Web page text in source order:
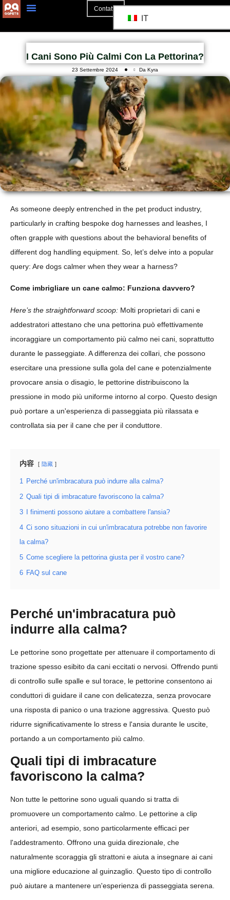
Contatto
IT
I Cani Sono Più Calmi Con La Pettorina?
23 Settembre 2024 Da Kyra
As someone deeply entrenched in the pet product industry,
particularly in crafting bespoke dog harnesses and leashes, I
often grapple with questions about the behavioral benefits of
different dog handling equipment. So, let’s delve into a popular
query: Are dogs calmer when they wear a harness?
Come imbrigliare un cane calmo: Funziona davvero?
Here’s the straightforward scoop: Molti proprietari di cani e
addestratori attestano che una pettorina può effettivamente
incoraggiare un comportamento più calmo nei cani, soprattutto
durante le passeggiate. A differenza dei collari, che possono
esercitare una pressione sulla gola del cane e potenzialmente
provocare ansia o disagio, le pettorine distribuiscono la
pressione in modo più uniforme intorno al corpo. Questo design
può portare a un'esperienza di passeggiata più rilassata e
controllata sia per il cane che per il conduttore.
内容 隐藏
1 Perché un'imbracatura può indurre alla calma?
2 Quali tipi di imbracature favoriscono la calma?
3 I finimenti possono aiutare a combattere l'ansia?
4 Ci sono situazioni in cui un'imbracatura potrebbe non favorire
la calma?
5 Come scegliere la pettorina giusta per il vostro cane?
6 FAQ sul cane
Perché un'imbracatura può
indurre alla calma?
Le pettorine sono progettate per attenuare il comportamento di
trazione spesso esibito da cani eccitati o nervosi. Offrendo punti
di controllo sulle spalle e sul torace, le pettorine consentono ai
conduttori di guidare il cane con delicatezza, senza provocare
una risposta di panico o una trazione aggressiva. Questo può
ridurre significativamente lo stress e l'ansia durante le uscite,
portando a un comportamento più calmo.
Quali tipi di imbracature
favoriscono la calma?
Non tutte le pettorine sono uguali quando si tratta di
promuovere un comportamento calmo. Le pettorine a clip
anteriori, ad esempio, sono particolarmente efficaci per
l'addestramento. Offrono una guida direzionale, che
naturalmente scoraggia gli strattoni e aiuta a insegnare ai cani
una migliore educazione al guinzaglio. Questo tipo di controllo
può aiutare a mantenere un'esperienza di passeggiata serena.